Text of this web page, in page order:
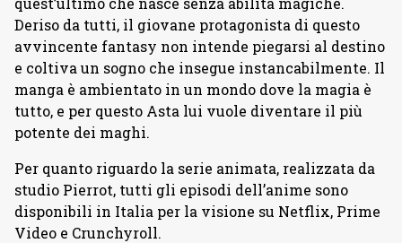
Deriso da tutti, il giovane protagonista di questo
avvincente fantasy non intende piegarsi al destino
e coltiva un sogno che insegue instancabilmente. Il
manga è ambientato in un mondo dove la magia è
tutto, e per questo Asta lui vuole diventare il più
potente dei maghi.
Per quanto riguardo la serie animata, realizzata da
studio Pierrot, tutti gli episodi dell’anime sono
disponibili in Italia per la visione su Netflix, Prime
Video e Crunchyroll.